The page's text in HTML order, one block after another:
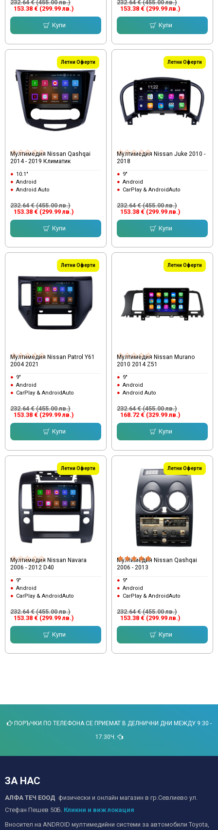
153.38 € (299.99 лв.)
232.64 € (455.00 лв.)
Купи
153.38 € (299.99 лв.)
232.64 € (455.00 лв.)
Купи
Летни Оферти
Мултимедия Nissan Qashqai
2014 - 2019 Климатик
10.1"
Android
Android Auto
153.38 € (299.99 лв.)
232.64 € (455.00 лв.)
Купи
Летни Оферти
Мултимедия Nissan Juke 2010 -
2018
9"
Android
CarPlay & AndroidAuto
153.38 € (299.99 лв.)
232.64 € (455.00 лв.)
Купи
Летни Оферти
Мултимедия Nissan Patrol Y61
2004 2021
9"
Android
CarPlay & AndroidAuto
153.38 € (299.99 лв.)
232.64 € (455.00 лв.)
Купи
Летни Оферти
Мултимедия Nissan Murano
2010 2014 Z51
9"
Android
Android Auto
168.72 € (329.99 лв.)
232.64 € (455.00 лв.)
Купи
Летни Оферти
Мултимедия Nissan Navara
2006 - 2012 D40
9"
Android
CarPlay & AndroidAuto
153.38 € (299.99 лв.)
232.64 € (455.00 лв.)
Купи
Летни Оферти
Мултимедия Nissan Qashqai
2006 - 2013
9"
Android
CarPlay & AndroidAuto
153.38 € (299.99 лв.)
232.64 € (455.00 лв.)
Купи
ПОРЪЧКИ ПО ТЕЛЕФОНА СЕ ПРИЕМАТ В ДЕЛНИЧНИ ДНИ МЕЖДУ 9:30 -
17:30Ч.
ЗА НАС
АЛФА ТЕЧ ЕООД физически и онлайн магазин в гр.Севлиево ул.
Стефан Пешев 50Б. Кликни и виж локация
Вносител на ANDROID мултимедийни системи за автомобили Toyota,